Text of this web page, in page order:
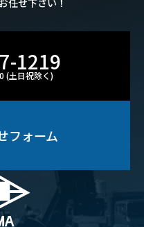
任せ下さい！
1219
(土日祝除く)
フォーム